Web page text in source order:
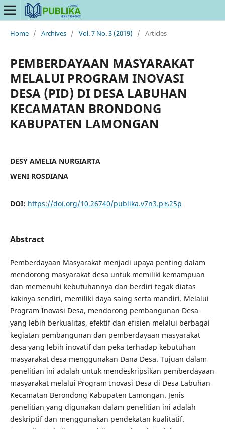
Home / Archives / Vol. 7 No. 3 (2019) / Articles
PEMBERDAYAAN MASYARAKAT
MELALUI PROGRAM INOVASI
DESA (PID) DI DESA LABUHAN
KECAMATAN BRONDONG
KABUPATEN LAMONGAN
DESY AMELIA NURGIARTA
WENI ROSDIANA
DOI: https://doi.org/10.26740/publika.v7n3.p%25p
Abstract
Pemberdayaan Masyarakat menjadi upaya penting dalam
mendorong masyarakat desa untuk memiliki kemampuan
dan memenuhi kebutuhannya dan berdiri tegak diatas
kakinya sendiri, memiliki daya saing serta mandiri. Melalui
Program Inovasi Desa, mendorong pembangunan Desa
yang lebih berkualitas, efektif dan efisien melalui berbagai
kegiatan pembangunan dan pemberdayaan masyarakat
desa yang lebih inovatif dan peka terhadap kebutuhan
masyarakat desa menggunakan Dana Desa. Tujuan dalam
penelitian ini adalah untuk mendeskripsikan pemberdayaan
masyarakat melalui Program Inovasi Desa di Desa Labuhan
Kecamatan Berondong Kabupaten Lamongan. Jenis
penelitian yang digunakan dalam penelitian ini adalah
deskriptif dan menggunakan pendekatan kualitatif.